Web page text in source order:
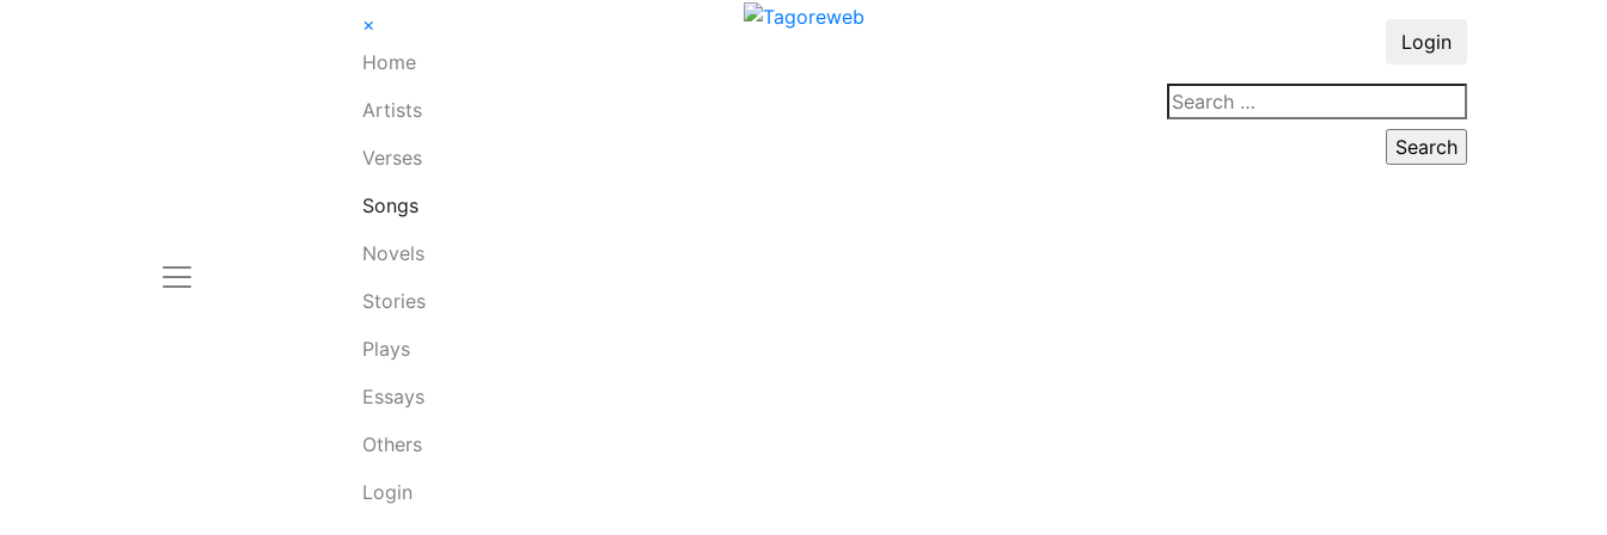
×
Home
Artists
Verses
Songs
Novels
Stories
Plays
Essays
Others
Login
Login